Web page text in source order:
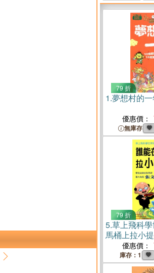
79 折
1.夢想村的
優惠價：
無庫存
79 折
5.草上飛科
馬桶上拉小
優惠價：
庫存：1